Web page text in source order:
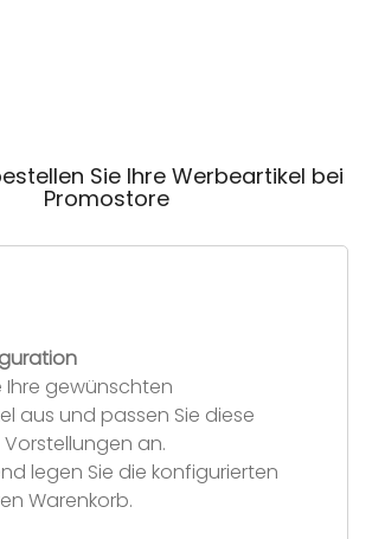
Sie Ihre Werbeartikel bei
Promostore
Ihre gewünschten
aus und passen Sie diese
an.
legen Sie die konfigurierten
Warenkorb.